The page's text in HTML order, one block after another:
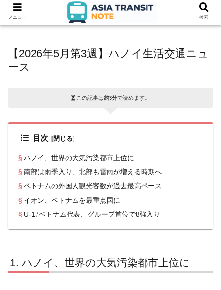
【2026年5月第3週】ハノイ生活交通ニュ
ース
この記事は約3分で読めます。
目次
ハノイ、世界の大気汚染都市上位に
南部は雨季入り、北部も雷雨が増える時期へ
ベトナムの外国人観光客数が過去最高ペース
イオン、ベトナムを最重点国に
U-17ベトナム代表、グループ首位で8強入り
ハノイ、世界の大気汚染都市上位に
メニュー 検索